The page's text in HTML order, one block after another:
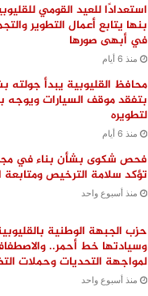
استعدادًا للعيد القومي
بنها يتابع أعمال التطوير
في أبهى صورها
منذ 6 أيام
محافظ القليوبية يبدأ جولته
بتفقد موقف السيارات ويوجه
لتطويره
منذ 6 أيام
فحص شكوى بشأن بناء في
تؤكد سلامة الترخيص ومتابعة
منذ أسبوع واحد
حزب الجبهة الوطنية
وسيادتها خط أحمر..
لمواجهة التحديات وحملات
منذ أسبوع واحد